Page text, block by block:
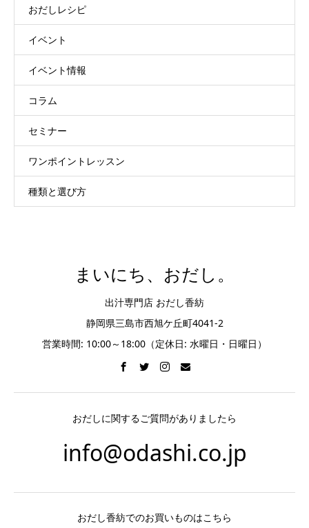
おだしレシピ
イベント
イベント情報
コラム
セミナー
ワンポイントレッスン
種類と選び方
まいにち、おだし。
出汁専門店 おだし香紡
静岡県三島市西旭ケ丘町4041-2
営業時間: 10:00～18:00（定休日: 水曜日・日曜日）
おだしに関するご質問がありましたら
info@odashi.co.jp
おだし香紡でのお買いものはこちら